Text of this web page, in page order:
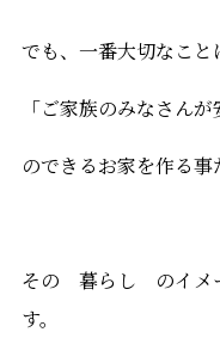
でも、一番大切なこと
「ご家族のみなさん
のできるお家を作る事
その 暮らし のイメ
す。